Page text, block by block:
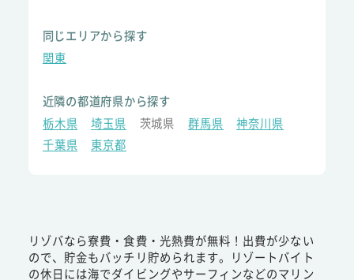
同じエリアから探す
関東
近隣の都道府県から探す
栃木県
埼玉県 茨城県 群馬県
神奈川県
千葉県
東京都
リゾバなら寮費・食費・光熱費が無料！出費が少ない
ので、貯金もバッチリ貯められます。リゾートバイト
の休日には海でダイビングやサーフィンなどのマリン